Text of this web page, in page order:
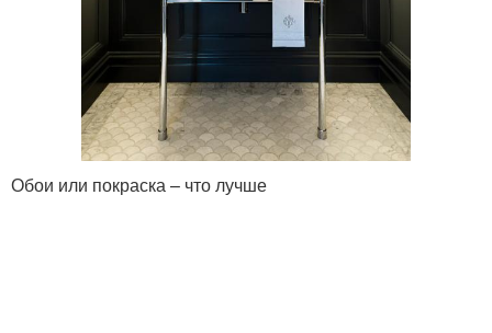
Обои или покраска – что лучше